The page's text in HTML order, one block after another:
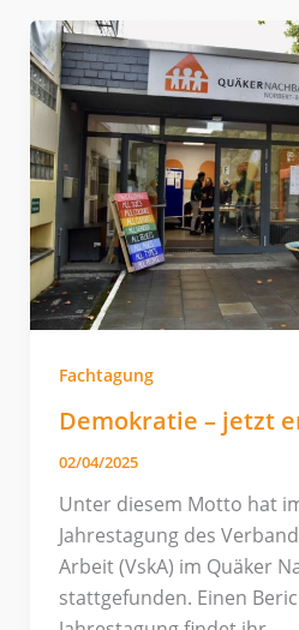
Fachtagung
Demokratie – jetzt
02/04/2025
Unter diesem Motto hat
Jahrestagung des
Arbeit (VskA) im Quäker
stattgefunden. Einen